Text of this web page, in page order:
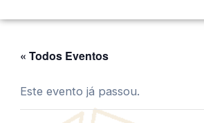
« Todos Eventos
Este evento já passou.